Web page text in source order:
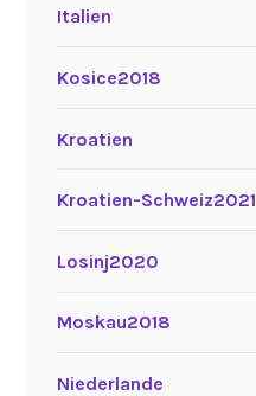
Italien
Kosice2018
Kroatien
Kroatien-Schweiz2021
Losinj2020
Moskau2018
Niederlande